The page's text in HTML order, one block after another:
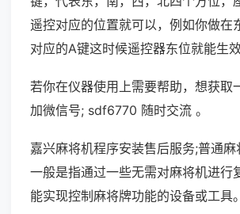
遥控对应的位置就可以，例如你做在
对应的A键这时候遥控器东位就能生效
若你在仪器使用上需要帮助，想获取
加微信号; sdf6770 随时交流 。
嘉兴麻将机程序安装售后服务;普通
一般是指通过一些无需对麻将机进行
能实现控制麻将牌功能的设备或工具。